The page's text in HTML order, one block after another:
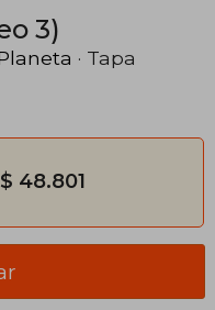
3)
· Tapa
$ 48.801